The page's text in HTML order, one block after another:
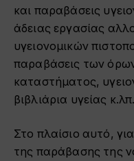
και παραβάσεις
άδειας εργασίας
υγειονομικών
παραβάσεις των
καταστήματος,
βιβλιάρια υγείας
Στο πλαίσιο αυτό,
της παράβασης της